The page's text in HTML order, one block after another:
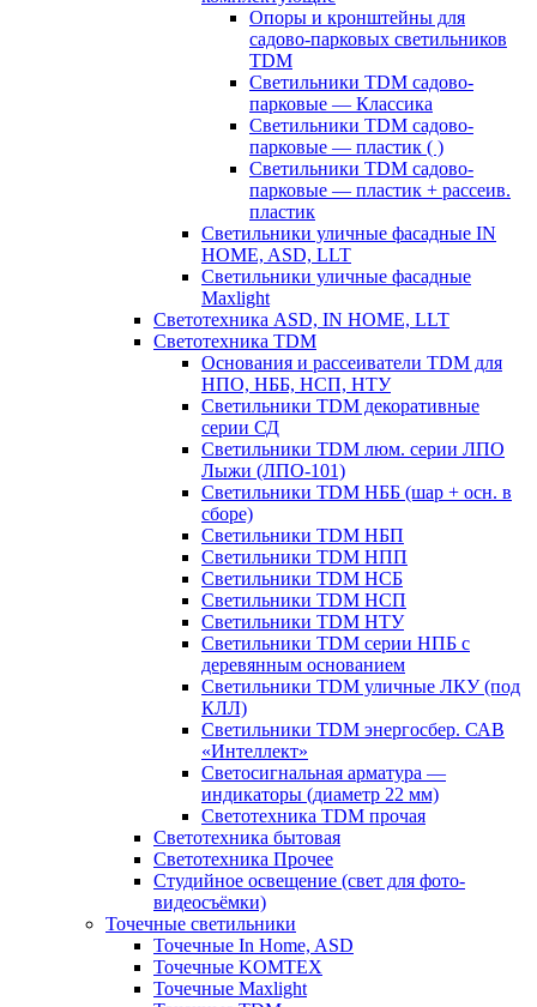
Опоры и кронштейны для
садово-парковых светильников
TDM
Светильники TDM садово-
парковые — Классика
Светильники TDM садово-
парковые — пластик ( )
Светильники TDM садово-
парковые — пластик + рассеив.
пластик
Светильники уличные фасадные IN
HOME, ASD, LLT
Светильники уличные фасадные
Maxlight
Светотехника ASD, IN HOME, LLT
Светотехника TDM
Основания и рассеиватели TDM для
НПО, НББ, НСП, НТУ
Светильники TDM декоративные
серии СД
Светильники TDM люм. серии ЛПО
Лыжи (ЛПО-101)
Светильники TDM НББ (шар + осн. в
сборе)
Светильники TDM НБП
Светильники TDM НПП
Светильники TDM НСБ
Светильники TDM НСП
Светильники TDM НТУ
Светильники TDM серии НПБ с
деревянным основанием
Светильники TDM уличные ЛКУ (под
КЛЛ)
Светильники TDM энергосбер. САВ
«Интеллект»
Светосигнальная арматура —
индикаторы (диаметр 22 мм)
Светотехника TDM прочая
Светотехника бытовая
Светотехника Прочее
Студийное освещение (свет для фото-
видеосъёмки)
Точечные светильники
Точечные In Home, ASD
Точечные KOMTEX
Точечные Maxlight